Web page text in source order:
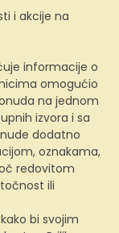
i akcije na
informacije o
omogućio
na jednom
izvora i sa
dodatno
oznakama,
redovitom
ili
bi svojim